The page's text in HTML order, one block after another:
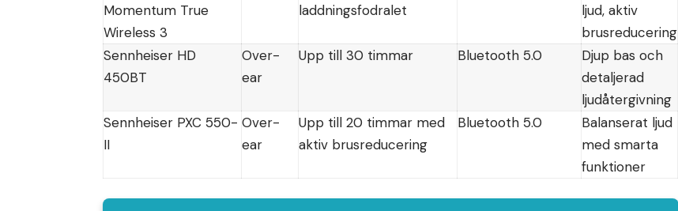
Momentum True
Wireless 3
laddningsfodralet
ljud, aktiv
brusreducering
Sennheiser HD
450BT
Over-
ear
Upp till 30 timmar Bluetooth 5.0
Djup bas och
detaljerad
ljudåtergivning
Sennheiser PXC 550-
II
Over-
ear
Upp till 20 timmar med
aktiv brusreducering
Bluetooth 5.0
Balanserat ljud
med smarta
funktioner